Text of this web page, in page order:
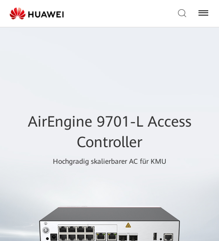
AirEngine 9701-L Access
Controller
Hochgradig skalierbarer AC für KMU